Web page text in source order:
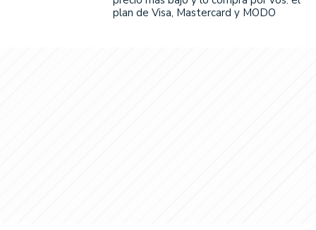
plan de Visa, Mastercard y MODO